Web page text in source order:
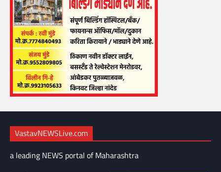
VastavNEWSLive.com
a leading NEWS portal of Maharashtra